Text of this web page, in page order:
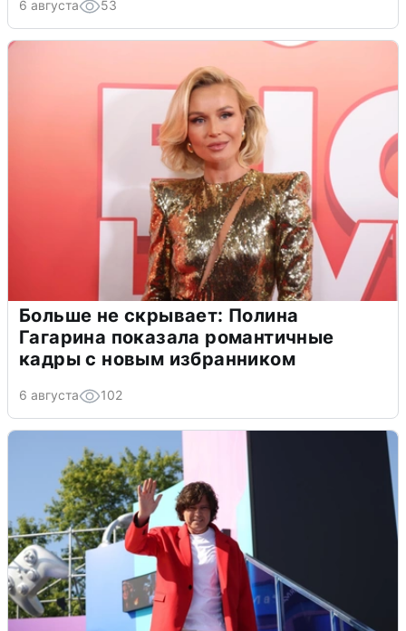
6 августа 53
Больше не скрывает: Полина
Гагарина показала романтичные
кадры с новым избранником
6 августа 102